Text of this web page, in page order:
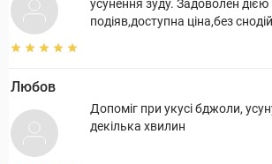
усунення зуду. Задоволен
подіяв,доступна ціна,без
Любов
Допоміг при укусі бджоли,
декілька хвилин